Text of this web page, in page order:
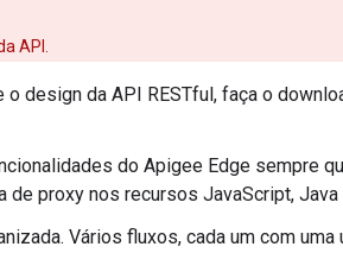
API.
design da API RESTful, faça o
do Apigee Edge sempre
de proxy nos recursos JavaScript, Java
Vários fluxos, cada um com